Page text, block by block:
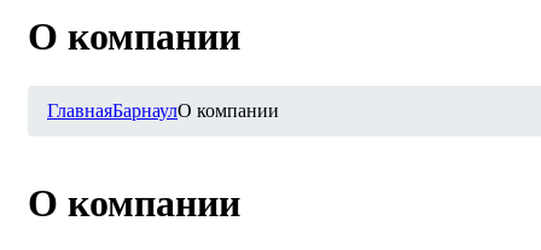
О компании
ГлавнаяБарнаулО компании
О компании